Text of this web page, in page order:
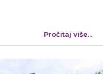
Pročitaj više...